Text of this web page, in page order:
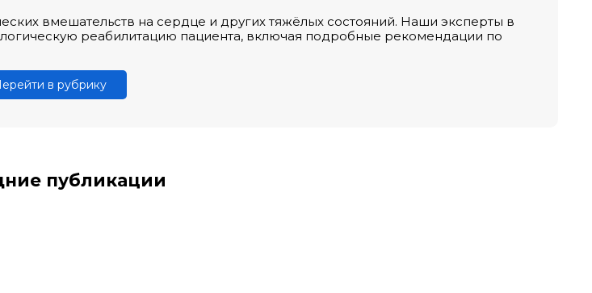
вмешательств на сердце и других тяжёлых состояний. Наши эксперты в
реабилитацию пациента, включая подробные рекомендации по
в рубрику
публикации